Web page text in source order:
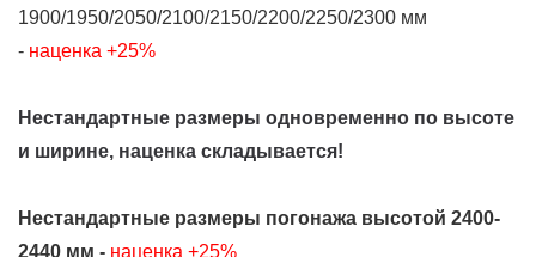
1900/1950/2050/2100/2150/2200/2250/2300 мм
- наценка +25%
Нестандартные размеры одновременно по высоте
и ширине, наценка складывается!
Нестандартные размеры погонажа высотой 2400-
2440 мм - наценка +25%